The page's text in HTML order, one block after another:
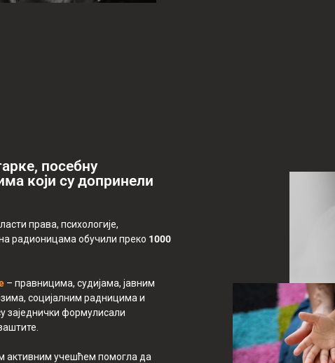
посебну
који су допринели
права, психологије,
радионицама обучили преко 1000
– правницима, судијама, јавним
социјалним радницима и
заједнички формулисали
активним учешћем помогла да